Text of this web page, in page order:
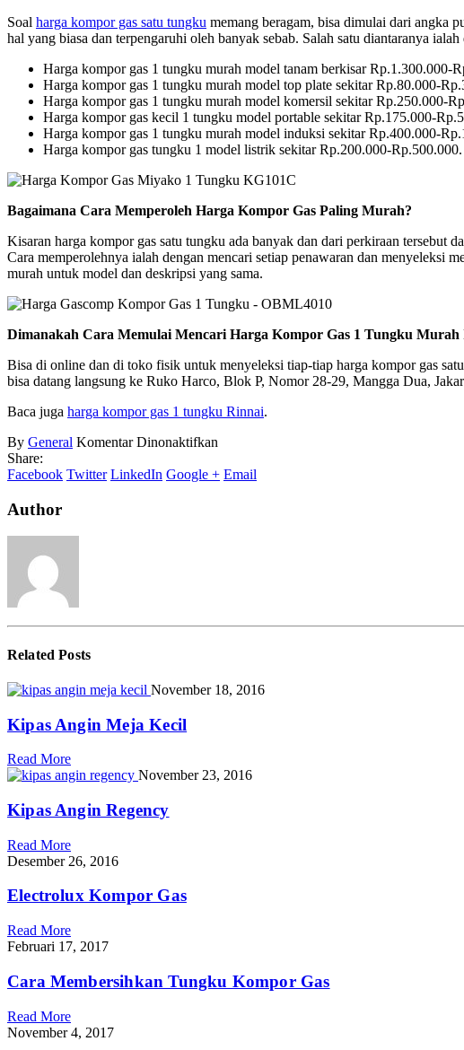
Soal harga kompor gas satu tungku memang beragam, bisa dimulai dari angka
hal yang biasa dan terpengaruhi oleh banyak sebab. Salah satu diantaranya
Harga kompor gas 1 tungku murah model tanam berkisar Rp.1.300.000-
Harga kompor gas 1 tungku murah model top plate sekitar Rp.80.000-
Harga kompor gas 1 tungku murah model komersil sekitar Rp.250.000-
Harga kompor gas kecil 1 tungku model portable sekitar Rp.175.000-
Harga kompor gas 1 tungku murah model induksi sekitar Rp.400.000-
Harga kompor gas tungku 1 model listrik sekitar Rp.200.000-Rp.500.000.
Bagaimana Cara Memperoleh Harga Kompor Gas Paling Murah?
Kisaran harga kompor gas satu tungku ada banyak dan dari perkiraan tersebut
Cara memperolehnya ialah dengan mencari setiap penawaran dan menyeleksi
murah untuk model dan deskripsi yang sama.
Dimanakah Cara Memulai Mencari Harga Kompor Gas 1 Tungku Murah
Bisa di online dan di toko fisik untuk menyeleksi tiap-tiap harga kompor gas
bisa datang langsung ke Ruko Harco, Blok P, Nomor 28-29, Mangga Dua,
Baca juga harga kompor gas 1 tungku Rinnai.
By General Komentar Dinonaktifkan
Kompor
Share:
Facebook Twitter LinkedIn Google + Email
Author
RelatedPosts
November 18, 2016
Kipas Angin Meja Kecil
Read More
November 23, 2016
Kipas Angin Regency
Read More
Desember 26, 2016
Electrolux Kompor Gas
Read More
Februari 17, 2017
Cara Membersihkan Tungku Kompor Gas
Read More
November 4, 2017